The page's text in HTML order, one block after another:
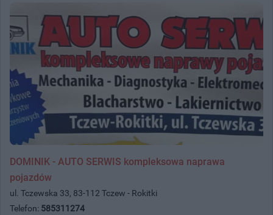
DOMINIK - AUTO SERWIS kompleksowa naprawa
pojazdów
ul. Tczewska 33, 83-112 Tczew - Rokitki
Telefon: 585311274